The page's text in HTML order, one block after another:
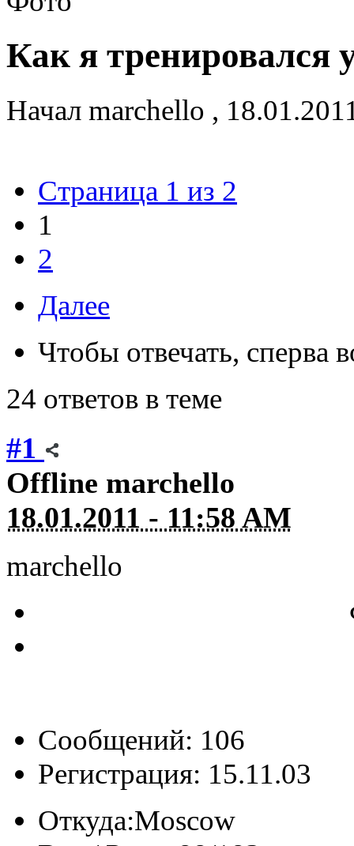
Как я тренировался
Начал marchello ,
Страница 1 из 2
1
2
Далее
Чтобы отвечать, сперва
24 ответов в теме
#1
Offline marchello
18.01.2011 - 11:58 AM
marchello
Сообщений: 106
Регистрация: 15.11.03
Откуда:Moscow